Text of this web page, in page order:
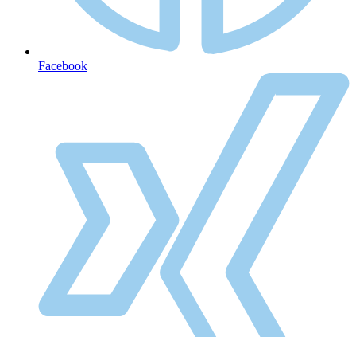
Facebook